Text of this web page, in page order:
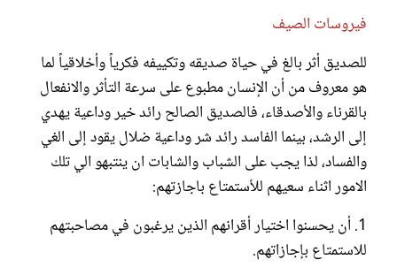
فيروسات الصيف
للصديق أثر بالغ في حياة صديقه وتكييفه فكرياً وأخلاقياً لما
هو معروف من أن الإنسان مطبوع على سرعة التأثر والانفعال
بالقرناء والأصدقاء، فالصديق الصالح رائد خير وداعية يهدي
إلى الرشد، بينما الفاسد رائد شر وداعية ضلال يقود إلى الغي
والفساد، لذا يجب على الشباب والشابات ان ينتبهو الي تلك
الامور اثناء سعيهم للأستمتاع باجازتهم:
1. أن يحسنوا اختيار أقرانهم الذين يرغبون في مصاحبتهم
للاستمتاع بإجازاتهم.